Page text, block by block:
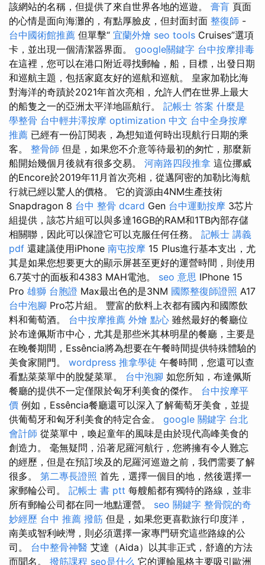
該網站的名稱，但提供了來自世界各地的巡遊。 膏肓 頁面
的心情是面向海灘的，有點厚臉皮，但封面封面 整復師 -
台中國術館推薦 但單擊“ 宜蘭外燴 seo tools Cruises”選項
卡，並出現一個清潔器界面。 google關鍵字 台中按摩排毒
在這裡，您可以在港口附近尋找郵輪，船，目標，出發日期
和巡航主題，包括家庭友好的巡航和巡航。 皇家加勒比海
對海洋的奇蹟於2021年首次亮相，允許人們在世界上最大
的船隻之一的亞洲太平洋地區航行。 記帳士 答案 什麼是
學整骨 台中輕井澤按摩 optimization 中文 台中全身按摩
推薦 已經有一份訂閱表，為想知道何時出現航行日期的乘
客。 整骨師 但是，如果您不介意等待最初的匆忙，那麼新
船開始幾個月後就有很多交易。 河南路四段推拿 這位挪威
的Encore於2019年11月首次亮相，從邁阿密的加勒比海航
行就已經以驚人的價格。 它的資源由4NM生產技術
Snapdragon 8 台中 整骨 dcard Gen 台中運動按摩 3芯片
組提供，該芯片組可以與多達16GB的RAM和1TB內部存儲
相關聯，因此可以保證它可以克服任何任務。 記帳士 講義
pdf 還建議使用iPhone 南屯按摩 15 Plus進行基本支出，尤
其是如果您想要更大的顯示屏甚至更好的運營時間，則使用
6.7英寸的面板和4383 MAH電池。 seo 意思 IPhone 15
Pro 雄獅 台胞證 Max最出色的是3NM 國際整復師證照 A17
台中泡腳 Pro芯片組。 豐富的飲料上衣都有國內和國際飲
料和葡萄酒。 台中按摩推薦 外燴 點心 雖然最好的餐廳位
於布達佩斯市中心，尤其是那些米其林明星的餐廳，主要是
在晚餐期間，Essência將為想要在午餐時間提供特殊體驗的
美食家開門。 wordpress 推拿學徒 午餐時間，您還可以查
看點菜菜單中的脫髮菜單。 台中泡腳 如您所知，布達佩斯
餐廳的提供不一定僅限於匈牙利美食的傑作。 台中按摩平
價 例如，Essência餐廳還可以深入了解葡萄牙美食，並提
供葡萄牙和匈牙利美食的特定合金。 google 關鍵字 台北
會計師 從菜單中，喚起童年的風味是由於現代高峰美食的
創造力。 毫無疑問，沿著尼羅河航行，您將擁有令人難忘
的經歷，但是在預訂埃及的尼羅河巡遊之前，我們需要了解
很多。 第二專長證照 首先，選擇一個目的地，然後選擇一
家郵輪公司。 記帳士 書 ptt 每艘船都有獨特的路線，並非
所有郵輪公司都在同一地點運營。 seo 關鍵字 整骨院的奇
妙經歷 台中 推薦 撥筋 但是，如果您更喜歡旅行印度洋，
南美或智利峽灣，則必須選擇一家專門研究這些路線的公
司。 台中整骨神醫 艾達（Aida）以其非正式，舒適的方法
而聞名。 撥筋課程 seo是什么 它的運輸風格主要吸引歐洲